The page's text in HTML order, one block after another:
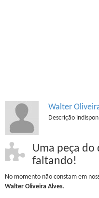
Walter
Descrição
Uma peça do
faltando!
No momento não constam em
Walter Oliveira Alves.